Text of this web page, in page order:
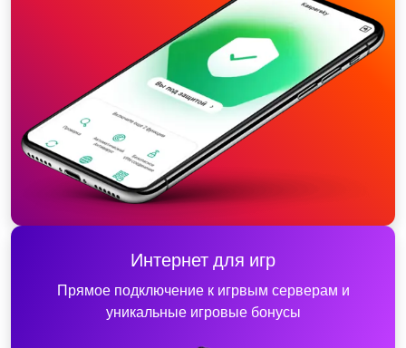
Интернет для игр
Прямое подключение к игрвым серверам и
уникальные игровые бонусы